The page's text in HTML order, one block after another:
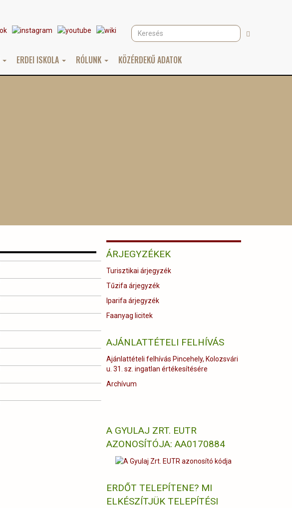
Keresés Keresés
ERDEI ISKOLA RÓLUNK KÖZÉRDEKŰ ADATOK
ÁRJEGYZÉKEK
Turisztikai árjegyzék
Tűzifa árjegyzék
Iparifa árjegyzék
Faanyag licitek
AJÁNLATTÉTELI FELHÍVÁS
Ajánlattételi felhívás Pincehely, Kolozsvári
u. 31. sz. ingatlan értékesítésére
Archívum
A GYULAJ ZRT. EUTR
AZONOSÍTÓJA: AA0170884
ERDŐT TELEPÍTENE? MI
ELKÉSZÍTJÜK TELEPÍTÉSI